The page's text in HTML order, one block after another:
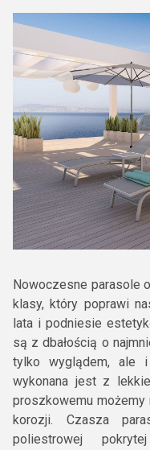
Nowoczesne parasole
klasy, który poprawi
lata i podniesie
są z dbałością o
tylko wyglądem, ale i
wykonana jest z
proszkowemu
korozji. Czasza
poliestrowej